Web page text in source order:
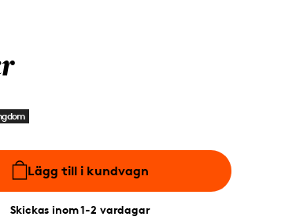
Lägg till i kundvagn
Skickas inom 1-2 vardagar